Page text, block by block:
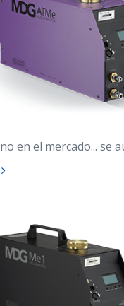
en el mercado... se